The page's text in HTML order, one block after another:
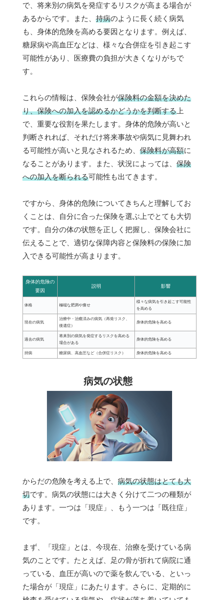
で、将来別の病気を発症するリスクが高まる場合が
あるからです。また、 持病のように長く続く病気
も、身体的危険を高める要因となります。例えば、
糖尿病や高血圧などは、様々な合併症を引き起こす
可能性があり、医療費の負担が大きくなりがちで
す。
これらの情報は、保険会社が保険料の金額を決めた
り、保険への加入を認めるかどうかを判断する 上
で、重要な役割を果たします。身体的危険が高いと
判断されれば、それだけ将来事故や病気に見舞われ
る可能性が高いと見なされるため、 保険料が高額に
なることがあります。また、状況によっては、 保険
への加入を断られる可能性も出てきます。
ですから、身体的危険についてきちんと理解してお
くことは、自分に合った保険を選ぶ上でとても大切
です。自分の体の状態を正しく把握し、保険会社に
伝えることで、適切な保障内容と保険料の保険に加
入できる可能性が高まります。
身体的危険の
要因
説明 影響
体格 極端な肥満や痩せ
様々な病気を引き起こす可能性
を高める
現在の病気
治療中・治癒済みの病気（再発リスク、
後遺症）
身体的危険を高める
過去の病気
将来別の病気を発症するリスクを高める
場合がある
身体的危険を高める
持病 糖尿病、高血圧など（合併症リスク） 身体的危険を高める
病気の状態
からだの危険を考える上で、 病気の状態はとても大
切です。病気の状態には大きく分けて二つの種類が
あります。一つは「現症」、もう一つは「既往症」
です。
まず、「現症」とは、今現在、治療を受けている病
気のことです。たとえば、足の骨が折れて病院に通
っている、血圧が高いので薬を飲んでいる、といっ
た場合が「現症」にあたります。さらに、定期的に